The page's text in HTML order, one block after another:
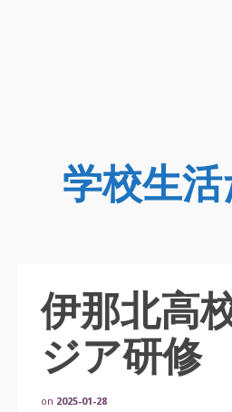
学校生活
伊那北高
ジア研修
on 2025-01-28